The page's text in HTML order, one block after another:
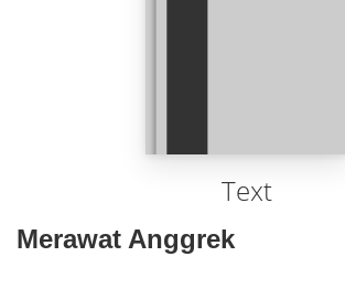
Text
Merawat Anggrek